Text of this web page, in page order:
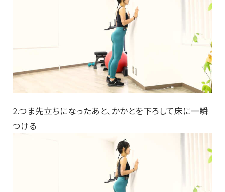
2.つま先立ちになったあと、かかとを下ろして床に一瞬
つける